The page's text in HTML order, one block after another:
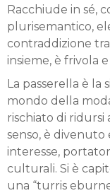
Racchiude in sé,
plurisemantico,
contraddizione
insieme, è frivola
La passerella è la
mondo della
rischiato di
senso, è
interesse,
culturali. Si è
una “turris